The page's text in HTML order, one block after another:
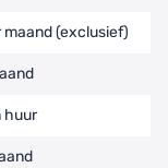
maand (exclusief)
huur